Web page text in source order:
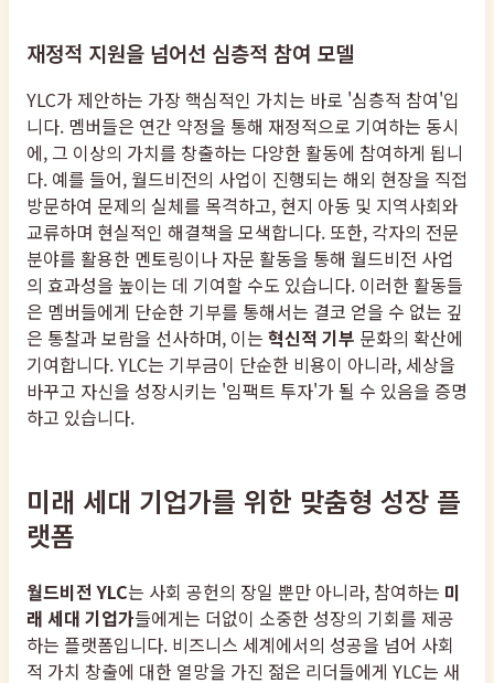
재정적 지원을 넘어선 심층적 참여 모델
YLC가 제안하는 가장 핵심적인 가치는 바로 '심층적 참여'입
니다. 멤버들은 연간 약정을 통해 재정적으로 기여하는 동시
에, 그 이상의 가치를 창출하는 다양한 활동에 참여하게 됩니
다. 예를 들어, 월드비전의 사업이 진행되는 해외 현장을 직접
방문하여 문제의 실체를 목격하고, 현지 아동 및 지역사회와
교류하며 현실적인 해결책을 모색합니다. 또한, 각자의 전문
분야를 활용한 멘토링이나 자문 활동을 통해 월드비전 사업
의 효과성을 높이는 데 기여할 수도 있습니다. 이러한 활동들
은 멤버들에게 단순한 기부를 통해서는 결코 얻을 수 없는 깊
은 통찰과 보람을 선사하며, 이는 혁신적 기부 문화의 확산에
기여합니다. YLC는 기부금이 단순한 비용이 아니라, 세상을
바꾸고 자신을 성장시키는 '임팩트 투자'가 될 수 있음을 증명
하고 있습니다.
미래 세대 기업가를 위한 맞춤형 성장 플
랫폼
월드비전 YLC는 사회 공헌의 장일 뿐만 아니라, 참여하는 미
래 세대 기업가들에게는 더없이 소중한 성장의 기회를 제공
하는 플랫폼입니다. 비즈니스 세계에서의 성공을 넘어 사회
적 가치 창출에 대한 열망을 가진 젊은 리더들에게 YLC는 새